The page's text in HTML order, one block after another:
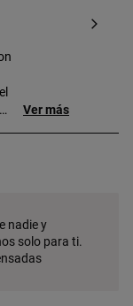
Ver más
nadie y
solo para ti.